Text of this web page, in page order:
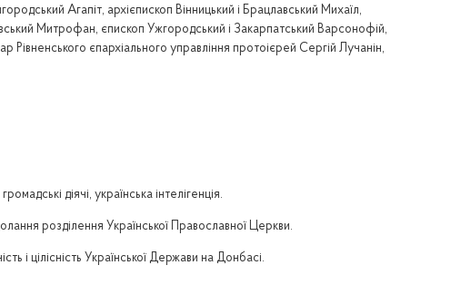
Агапіт, архієпископ Вінницький і Брацлавський Михаїл,
Митрофан, єпископ Ужгородський і Закарпатський Варсонофій,
єпархіального управління протоієрей Сергій Лучанін,
діячі, українська інтелігенція.
розділення Української Православної Церкви.
і цілісність Української Держави на Донбасі.